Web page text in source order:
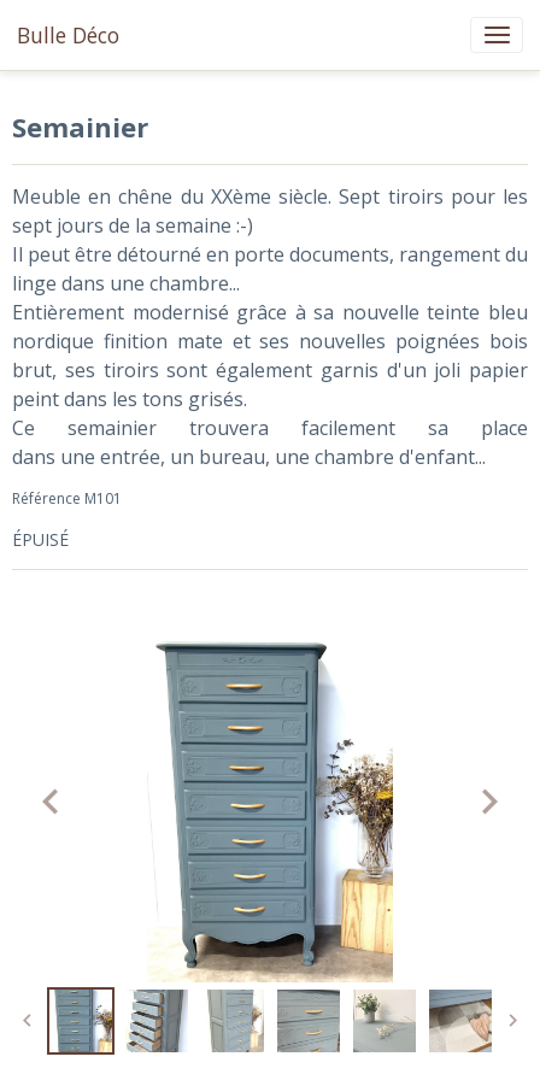
Bulle Déco
Semainier
Meuble en chêne du XXème siècle. Sept tiroirs pour les
sept jours de la semaine :-)
Il peut être détourné en porte documents, rangement du
linge dans une chambre...
Entièrement modernisé grâce à sa nouvelle teinte bleu
nordique finition mate et ses nouvelles poignées bois
brut, ses tiroirs sont également garnis d'un joli papier
peint dans les tons grisés.
Ce semainier trouvera facilement sa place
dans une entrée, un bureau, une chambre d'enfant...
Référence M101
ÉPUISÉ